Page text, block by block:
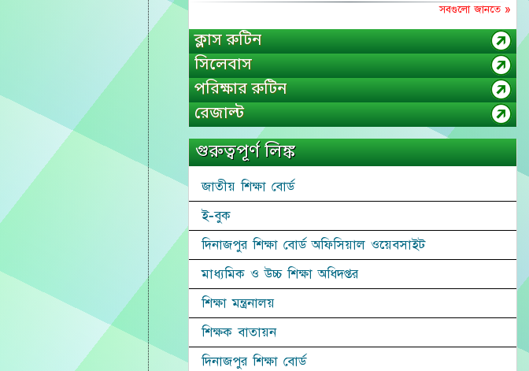
সবগুলো জানতে »
ক্লাস রুটিন
সিলেবাস
পরিক্ষার রুটিন
রেজাল্ট
গুরুত্বপূর্ণ লিঙ্ক
জাতীয় শিক্ষা বোর্ড
ই-বুক
দিনাজপুর শিক্ষা বোর্ড অফিসিয়াল ওয়েবসাইট
মাধ্যমিক ও উচ্চ শিক্ষা অধিদপ্তর
শিক্ষা মন্ত্রনালয়
শিক্ষক বাতায়ন
দিনাজপুর শিক্ষা বোর্ড